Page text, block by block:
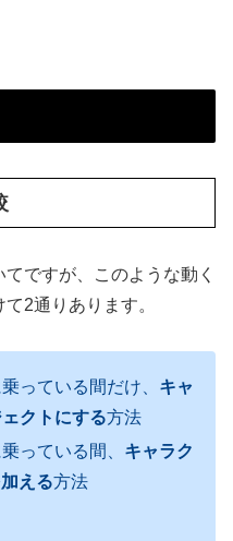
ですが、このような動く
2通りあります。
っている間だけ、 キャ
クトにする方法
っている間、 キャラク
える方法